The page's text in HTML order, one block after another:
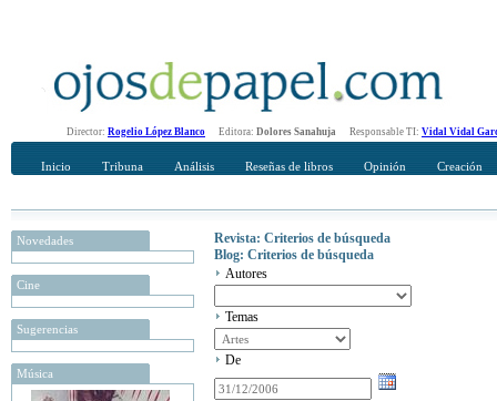
Director: Rogelio López Blanco Editora: Dolores Sanahuja Responsable TI: Vidal Vidal
Inicio Tribuna Análisis Reseñas de libros Opinión Creación
Novedades
Cine
Sugerencias
Música
Revista: Criterios de búsqueda
Blog: Criterios de búsqueda
Autores
Temas
De